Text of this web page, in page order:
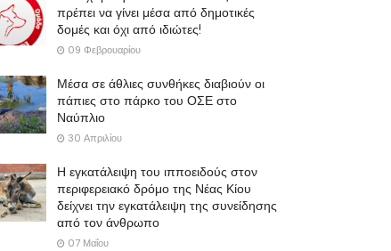
πρέπει να γίνει μέσα από δημοτικές
δομές και όχι από ιδιώτες!
09 Φεβρουαρίου
Μέσα σε άθλιες συνθήκες διαβιούν οι
πάπιες στο πάρκο του ΟΣΕ στο
Ναύπλιο
30 Απριλίου
Η εγκατάλειψη του ιπποειδούς στον
περιφερειακό δρόμο της Νέας Κίου
δείχνει την εγκατάλειψη της συνείδησης
από τον άνθρωπο
07 Μαΐου